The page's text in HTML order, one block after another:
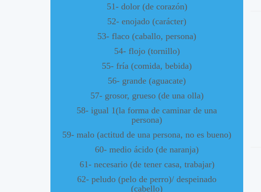
51- dolor (de corazón)
52- enojado (carácter)
53- flaco (caballo, persona)
54- flojo (tornillo)
55- fría (comida, bebida)
56- grande (aguacate)
57- grosor, grueso (de una olla)
58- igual 1(la forma de caminar de una
persona)
59- malo (actitud de una persona, no es bueno)
60- medio ácido (de naranja)
61- necesario (de tener casa, trabajar)
62- peludo (pelo de perro)/ despeinado
(cabello)